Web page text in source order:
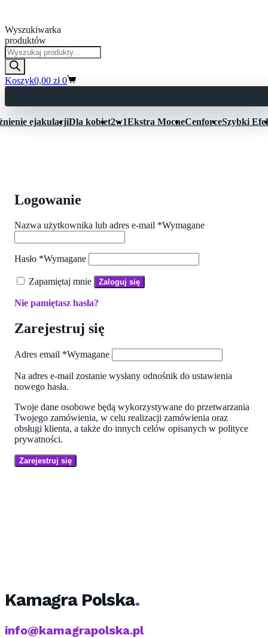
Wyszukiwarka
produktów
Koszyk0,00 zł 0
ejakulacjiDla kobiet2w1Ekstra MocneCenforceSzybki
Logowanie
Nazwa użytkownika lub adres e-mail *Wymagane
Hasło *Wymagane
Zapamiętaj mnie Zaloguj się
Nie pamiętasz hasła?
Zarejestruj się
Adres email *Wymagane
Na adres e-mail zostanie wysłany odnośnik do ustawienia
nowego hasła.
Twoje dane osobowe będą wykorzystywane do przetwarzania
Twojego zamówienia, w celu realizacji zamówienia oraz
obsługi klienta, a także do innych celów opisanych w polityce
prywatności.
Zarejestruj się
Kamagra Polska
info@kamagrapolska.pl